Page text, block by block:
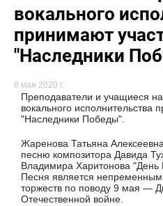
вокального
принимают
"Наследники
8 мая 2020 г.
Преподаватели и учащиеся
вокального исполнительства
"Наследники Победы".
Жаренова Татьяна
песню композитора Давида
Владимира Харитонова "День
Песня является
торжеств по поводу 9 мая —
Отечественной войне.